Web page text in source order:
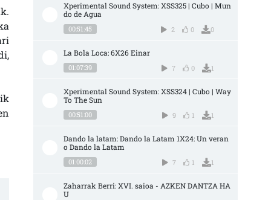
Xperimental Sound System: XSS325 | Cubo | Mun
do de Agua
00:51:45 2 0 0
La Bola Loca: 6X26 Einar
01:07:39 7 0 1
Xperimental Sound System: XSS324 | Cubo | Way
To The Sun
00:51:00 9 1 1
Dando la latam: Dando la Latam 1X24: Un veran
o Dando la Latam
01:00:02 7 1 1
Zaharrak Berri: XVI. saioa - AZKEN DANTZA HA
U